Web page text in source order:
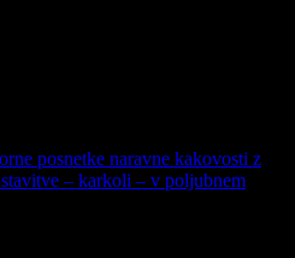
posnetke naravne kakovosti z
– karkoli – v poljubnem